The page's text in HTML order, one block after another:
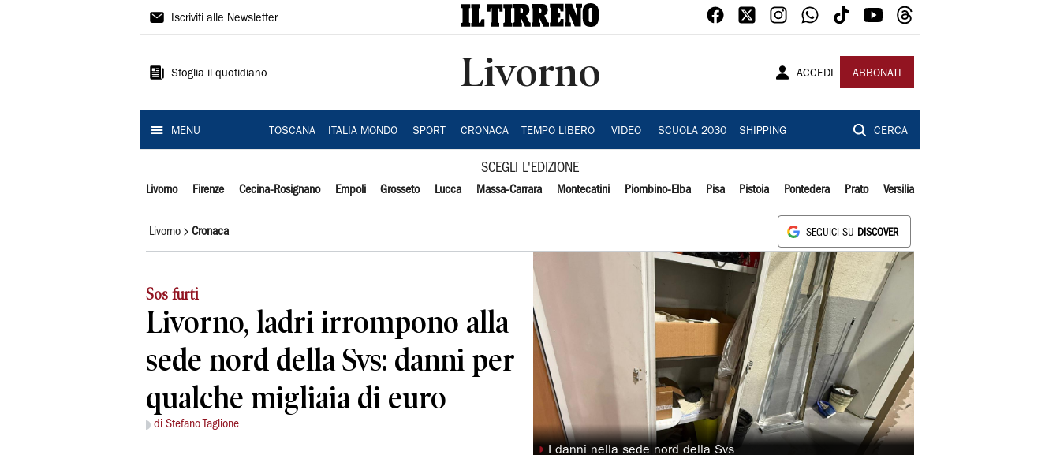
Il
Iscriviti alle Newsletter
Sfoglia il quotidiano Livorno ACCEDI ABBONATI
MENU TOSCANA ITALIA MONDO SPORT CRONACA TEMPO LIBERO VIDEO SCUOLA 2030 SHIPPING CERCA
SCEGLI L'EDIZIONE
Livorno Firenze Cecina-Rosignano Empoli Grosseto Lucca Massa-Carrara Montecatini Piombino-Elba Pisa Pistoia Pontedera Prato Versilia
Livorno Cronaca SEGUICI SU DISCOVER
Sos furti
Livorno, ladri irrompono alla
sede nord della Svs: danni per
qualche migliaia di euro
di Stefano Taglione
◗ I danni nella sede nord della Svs